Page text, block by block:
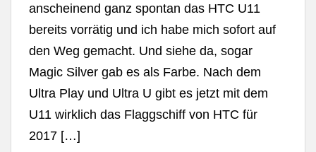
anscheinend ganz spontan das HTC U11
bereits vorrätig und ich habe mich sofort auf
den Weg gemacht. Und siehe da, sogar
Magic Silver gab es als Farbe. Nach dem
Ultra Play und Ultra U gibt es jetzt mit dem
U11 wirklich das Flaggschiff von HTC für
2017 […]